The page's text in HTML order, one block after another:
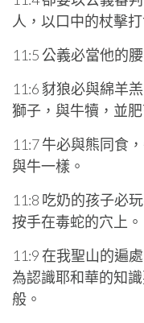
人，以口中的杖擊
11:5 公義必當他的
11:6 豺狼必與綿羊
獅子，與牛犢，並
11:7 牛必與熊同食
與牛一樣。
11:8 吃奶的孩子必
按手在毒蛇的穴上。
11:9 在我聖山的遍
為認識耶和華的知
般。